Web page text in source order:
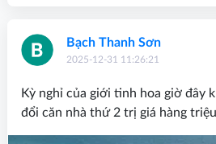
Bạch Thanh Sơn
2025-12-31 11:26:21
Kỳ nghỉ của giới tinh hoa giờ đây
đổi căn nhà thứ 2 trị giá hàng